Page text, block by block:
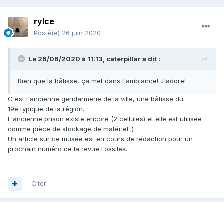
rylce
Posté(e) 26 juin 2020
Le 26/06/2020 à 11:13, caterpillara dit :
Rien que la bâtisse, ça met dans l'ambiance! J'adore!
C'est l'ancienne gendarmerie de la ville, une bâtisse du
19e typique de la région.
L'ancienne prison existe encore (2 cellules) et elle est utilisée
comme pièce de stockage de matériel :)
Un article sur ce musée est en cours de rédaction pour un
prochain numéro de la revue Fossiles.
Citer